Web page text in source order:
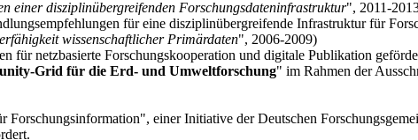
einer disziplinübergreifenden Forschungsdateninfrastruktur", 2011-
für eine disziplinübergreifende Infrastruktur für
wissenschaftlicher Primärdaten", 2006-2009)
für netzbasierte Forschungskooperation und digitale Publikation
Grid für die Erd- und Umweltforschung" im Rahmen der
Forschungsinformation", einer Initiative der Deutschen